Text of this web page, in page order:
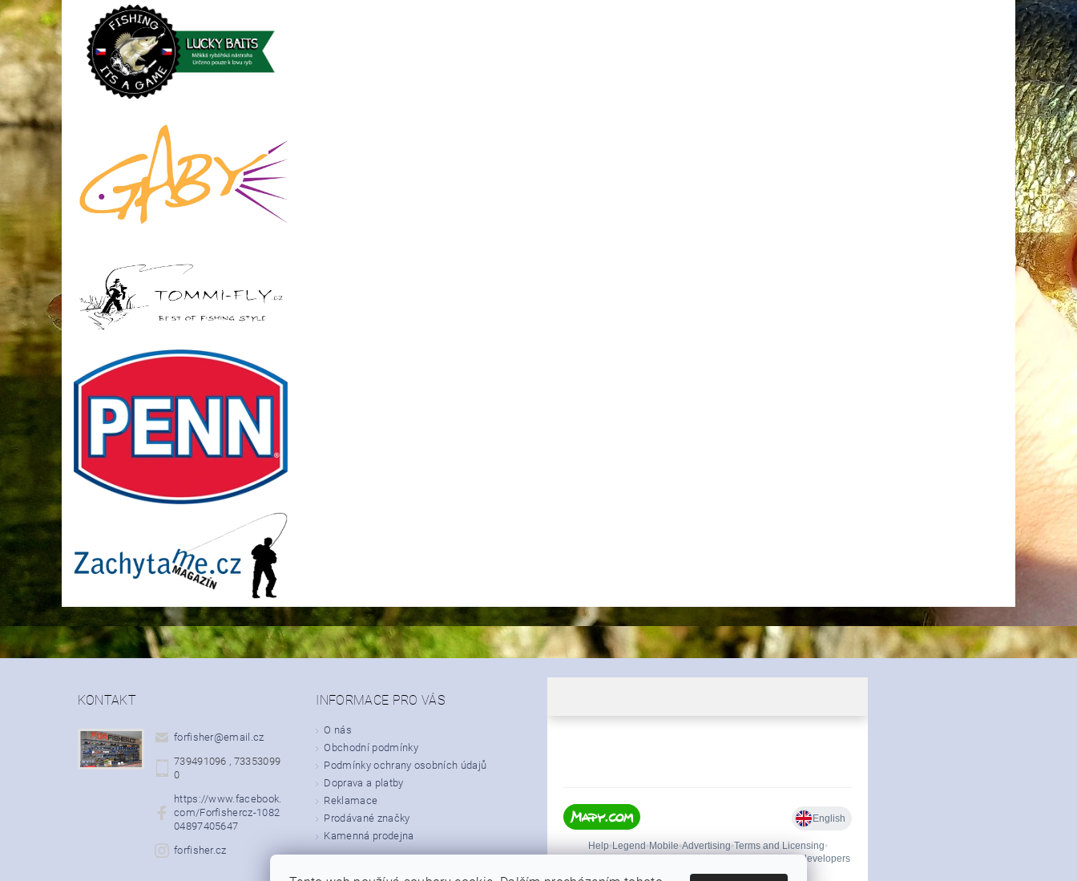
KONTAKT
forfisher@email.cz
739491096 , 73353099
0
https://www.facebook.
com/Forfishercz-1082
04897405647
forfisher.cz
INFORMACE PRO VÁS
O nás
Obchodní podmínky
Podmínky ochrany osobních údajů
Doprava a platby
Reklamace
Prodávané značky
Kamenná prodejna